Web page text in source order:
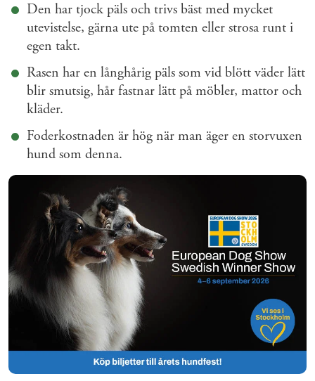
Den har tjock päls och trivs bäst med mycket
utevistelse, gärna ute på tomten eller strosa runt i
egen takt.
Rasen har en långhårig päls som vid blött väder lätt
blir smutsig, hår fastnar lätt på möbler, mattor och
kläder.
Foderkostnaden är hög när man äger en storvuxen
hund som denna.